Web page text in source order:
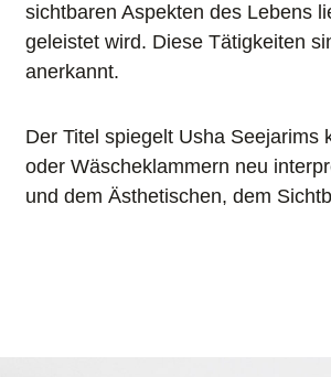
sichtbaren Aspekten des Lebens
geleistet wird. Diese Tätigkeiten
anerkannt.
Der Titel spiegelt Usha Seejarims
oder Wäscheklammern neu
und dem Ästhetischen, dem